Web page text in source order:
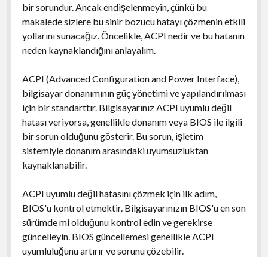
bir sorundur. Ancak endişelenmeyin, çünkü bu
makalede sizlere bu sinir bozucu hatayı çözmenin etkili
yollarını sunacağız. Öncelikle, ACPI nedir ve bu hatanın
neden kaynaklandığını anlayalım.
ACPI (Advanced Configuration and Power Interface),
bilgisayar donanımının güç yönetimi ve yapılandırılması
için bir standarttır. Bilgisayarınız ACPI uyumlu değil
hatası veriyorsa, genellikle donanım veya BIOS ile ilgili
bir sorun olduğunu gösterir. Bu sorun, işletim
sistemiyle donanım arasındaki uyumsuzluktan
kaynaklanabilir.
ACPI uyumlu değil hatasını çözmek için ilk adım,
BIOS'u kontrol etmektir. Bilgisayarınızın BIOS'u en son
sürümde mi olduğunu kontrol edin ve gerekirse
güncelleyin. BIOS güncellemesi genellikle ACPI
uyumluluğunu artırır ve sorunu çözebilir.